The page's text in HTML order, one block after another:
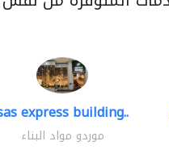
express building..
موردو مواد البناء